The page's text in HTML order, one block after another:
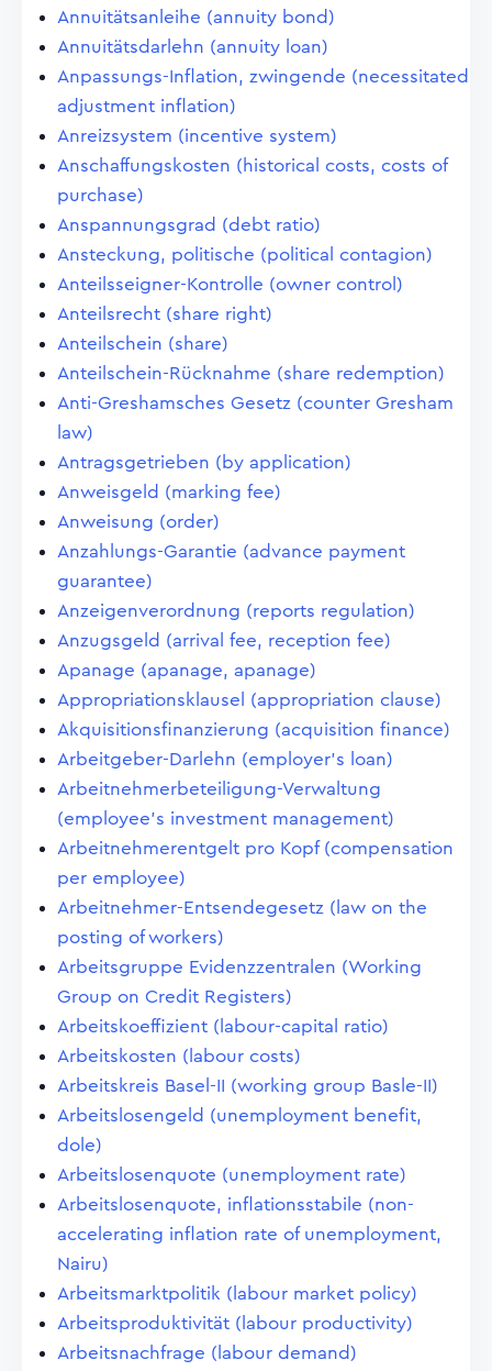
Annuitätsanleihe (annuity bond)
Annuitätsdarlehn (annuity loan)
Anpassungs-Inflation, zwingende (necessitated
adjustment inflation)
Anreizsystem (incentive system)
Anschaffungskosten (historical costs, costs of
purchase)
Anspannungsgrad (debt ratio)
Ansteckung, politische (political contagion)
Anteilsseigner-Kontrolle (owner control)
Anteilsrecht (share right)
Anteilschein (share)
Anteilschein-Rücknahme (share redemption)
Anti-Greshamsches Gesetz (counter Gresham
law)
Antragsgetrieben (by application)
Anweisgeld (marking fee)
Anweisung (order)
Anzahlungs-Garantie (advance payment
guarantee)
Anzeigenverordnung (reports regulation)
Anzugsgeld (arrival fee, reception fee)
Apanage (apanage, apanage)
Appropriationsklausel (appropriation clause)
Akquisitionsfinanzierung (acquisition finance)
Arbeitgeber-Darlehn (employer's loan)
Arbeitnehmerbeteiligung-Verwaltung
(employee's investment management)
Arbeitnehmerentgelt pro Kopf (compensation
per employee)
Arbeitnehmer-Entsendegesetz (law on the
posting of workers)
Arbeitsgruppe Evidenzzentralen (Working
Group on Credit Registers)
Arbeitskoeffizient (labour-capital ratio)
Arbeitskosten (labour costs)
Arbeitskreis Basel-II (working group Basle-II)
Arbeitslosengeld (unemployment benefit,
dole)
Arbeitslosenquote (unemployment rate)
Arbeitslosenquote, inflationsstabile (non-
accelerating inflation rate of unemployment,
Nairu)
Arbeitsmarktpolitik (labour market policy)
Arbeitsproduktivität (labour productivity)
Arbeitsnachfrage (labour demand)